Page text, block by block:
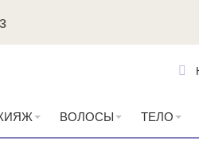
ВОЛОСЫ ТЕЛО